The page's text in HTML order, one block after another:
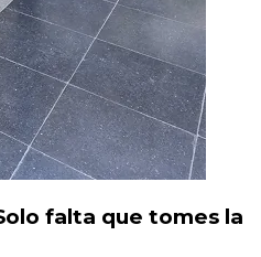
falta que tomes la